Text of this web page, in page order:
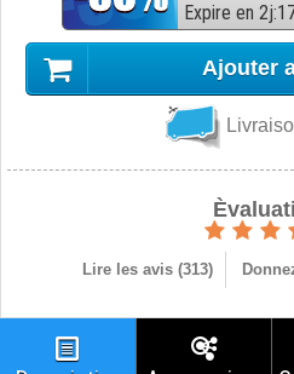
Expire en 2j:
Ajouter
Lire les avis (313)